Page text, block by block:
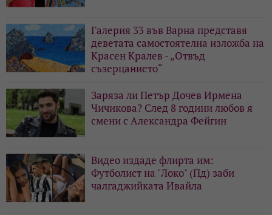
Галерия 33 във Варна представя
деветата самостоятелна изложба на
Красен Кралев - „Отвъд
съзерцанието“
Заряза ли Петър Дочев Ирмена
Чичикова? След 8 години любов я
смени с Александра Фейгин
Видео издаде флирта им:
Футболист на "Локо" (Пд) заби
чалгаджийката Ивайла